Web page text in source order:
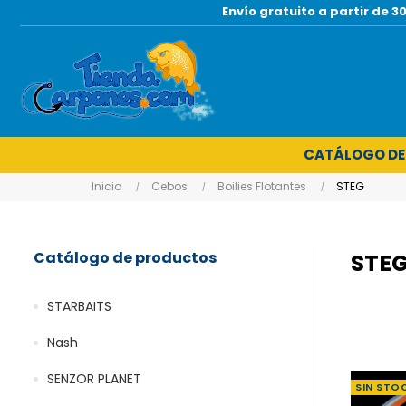
Envío gratuito a partir de
CATÁLOGO
Inicio Cebos Boilies Flotantes STEG
Catálogo de productos
STARBAITS
Nash
SENZOR PLANET
SIN